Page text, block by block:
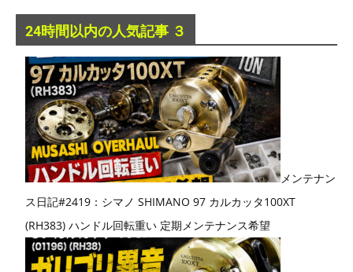
24時間以内の人気記事 ３
メンテナン
ス日記#2419：シマノ SHIMANO 97 カルカッタ100XT
(RH383) ハンドル回転重い 定期メンテナンス希望